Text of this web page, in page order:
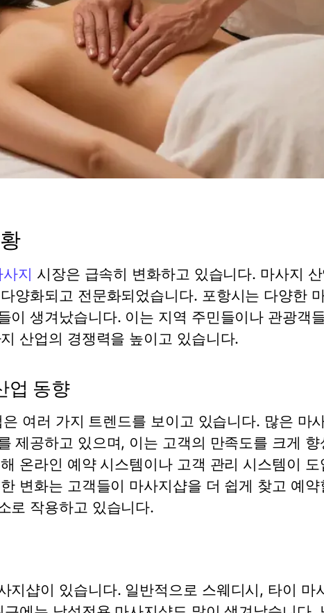
지 시장은 급속히 변화하고 있습니다. 마사지
양화되고 전문화되었습니다. 포항시는 다양한
이 생겨났습니다. 이는 지역 주민들이나 관광객
산업의 경쟁력을 높이고 있습니다.
업 동향
여러 가지 트렌드를 보이고 있습니다. 많은 마
제공하고 있으며, 이는 고객의 만족도를 크게
온라인 예약 시스템이나 고객 관리 시스템이
변화는 고객들이 마사지샵을 더 쉽게 찾고 예
로 작용하고 있습니다.
지샵이 있습니다. 일반적으로 스웨디시, 타이 마